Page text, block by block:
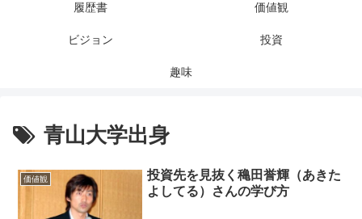
履歴書 価値観
ビジョン 投資
趣味
青山大学出身
価値観
投資先を見抜く穐田誉輝（あきた
よしてる）さんの学び方